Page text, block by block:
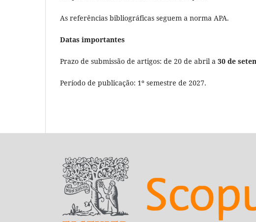
As referências bibliográficas seguem a norma APA.
Datas importantes
Prazo de submissão de artigos: de 20 de abril a 30 de
Período de publicação: 1º semestre de 2027.